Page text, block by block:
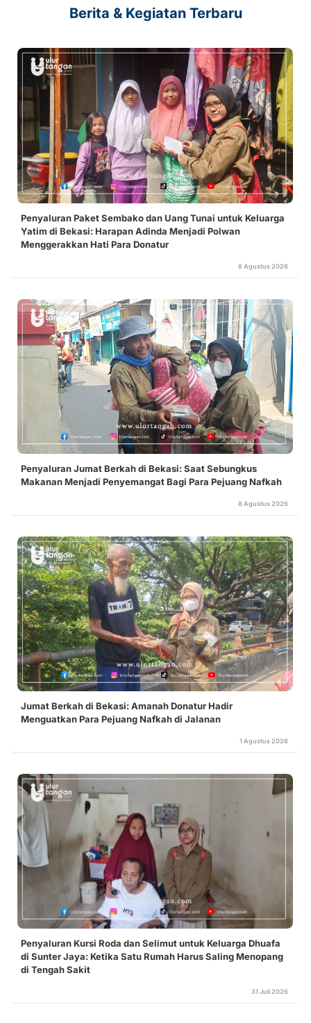
Berita & Kegiatan Terbaru
Penyaluran Paket Sembako dan Uang Tunai untuk Keluarga
Yatim di Bekasi: Harapan Adinda Menjadi Polwan
Menggerakkan Hati Para Donatur
8 Agustus 2026
Penyaluran Jumat Berkah di Bekasi: Saat Sebungkus
Makanan Menjadi Penyemangat Bagi Para Pejuang Nafkah
8 Agustus 2026
Jumat Berkah di Bekasi: Amanah Donatur Hadir
Menguatkan Para Pejuang Nafkah di Jalanan
1 Agustus 2026
Penyaluran Kursi Roda dan Selimut untuk Keluarga Dhuafa
di Sunter Jaya: Ketika Satu Rumah Harus Saling Menopang
di Tengah Sakit
31 Juli 2026